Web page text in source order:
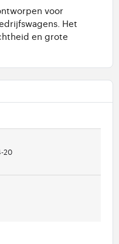
voor
Het
en grote
20